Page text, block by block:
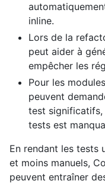
inline.
Lors de la
peut aider à
empêcher les
Pour les
peuvent
test significatifs,
tests est
En rendant les tests
et moins manuels,
peuvent entraîner